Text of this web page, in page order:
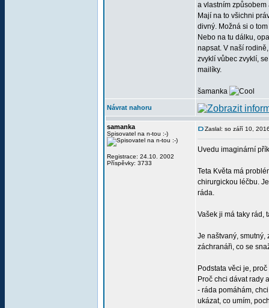
a vlastním
Mají na to všichni
divný. Možná si o
Nebo na tu dálku,
napsat. V naší
zvyklí vůbec zvyklí,
mailíky.
šamanka
Návrat nahoru
samanka
Spisovatel na n-tou :-)
Registrace: 24.10. 2002
Příspěvky: 3733
Zaslal: so září 10,
Uvedu imaginární
Teta Květa má
chirurgickou léčbu.
ráda.
Vašek ji má taky rád,
Je naštvaný,
záchranáři, co se
Podstata věci je,
Proč chci dávat rady
- ráda pomáhám,
ukázat, co umím,